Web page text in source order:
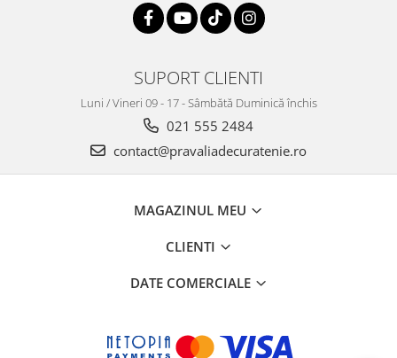
SUPORT CLIENTI
Luni / Vineri 09 - 17 - Sâmbătă Duminică închis
021 555 2484
contact@pravaliadecuratenie.ro
MAGAZINUL MEU
CLIENTI
DATE COMERCIALE